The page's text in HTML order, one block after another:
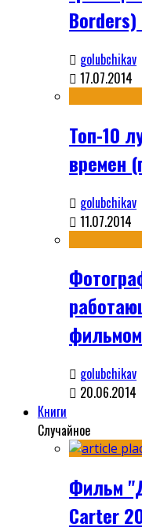
Borders)
golubchikav
17.07.2014
Топ-10
времен
golubchikav
11.07.2014
фильмом
golubchikav
20.06.2014
Книги
Случайное
Фильм
Carter